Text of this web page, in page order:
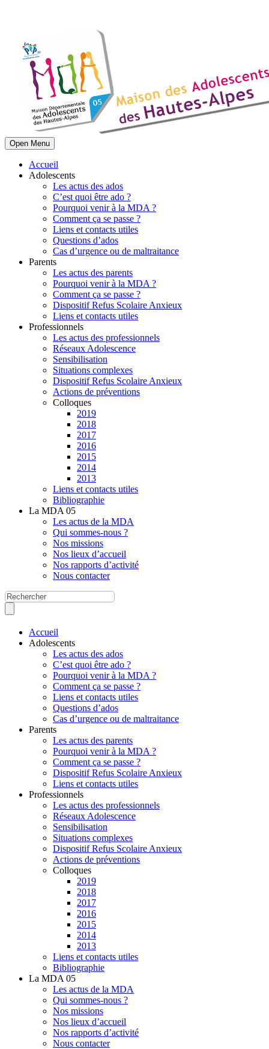
Open Menu
Accueil
Adolescents
Les actus des ados
C’est quoi être ado ?
Pourquoi venir à la MDA ?
Comment ça se passe ?
Liens et contacts utiles
Questions d’ados
Cas d’urgence ou de maltraitance
Parents
Les actus des parents
Pourquoi venir à la MDA ?
Comment ça se passe ?
Dispositif Refus Scolaire Anxieux
Liens et contacts utiles
Professionnels
Les actus des professionnels
Réseaux Adolescence
Sensibilisation
Situations complexes
Dispositif Refus Scolaire Anxieux
Actions de préventions
Colloques
2019
2018
2017
2016
2015
2014
2013
Liens et contacts utiles
Bibliographie
La MDA 05
Les actus de la MDA
Qui sommes-nous ?
Nos missions
Nos lieux d’accueil
Nos rapports d’activité
Nous contacter
Accueil
Adolescents
Les actus des ados
C’est quoi être ado ?
Pourquoi venir à la MDA ?
Comment ça se passe ?
Liens et contacts utiles
Questions d’ados
Cas d’urgence ou de maltraitance
Parents
Les actus des parents
Pourquoi venir à la MDA ?
Comment ça se passe ?
Dispositif Refus Scolaire Anxieux
Liens et contacts utiles
Professionnels
Les actus des professionnels
Réseaux Adolescence
Sensibilisation
Situations complexes
Dispositif Refus Scolaire Anxieux
Actions de préventions
Colloques
2019
2018
2017
2016
2015
2014
2013
Liens et contacts utiles
Bibliographie
La MDA 05
Les actus de la MDA
Qui sommes-nous ?
Nos missions
Nos lieux d’accueil
Nos rapports d’activité
Nous contacter